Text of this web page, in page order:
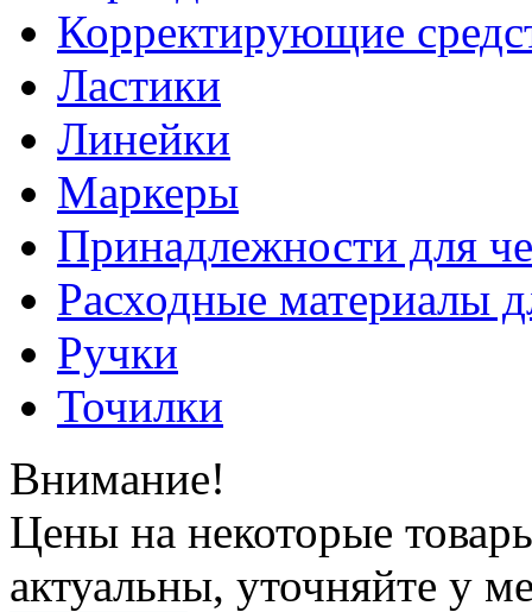
Корректирующие
Ластики
Линейки
Маркеры
Принадлежности для
Расходные материалы
Ручки
Точилки
Внимание!
Цены на некоторые
актуальны, уточняйте у